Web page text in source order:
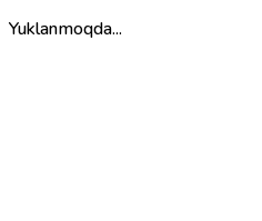
Yuklanmoqda...